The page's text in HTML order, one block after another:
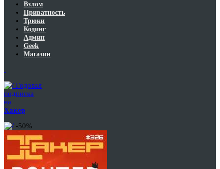
Взлом
Приватность
Трюки
Кодинг
Админ
Geek
Магазин
Годовая
подписка
на
Хакер
-50%